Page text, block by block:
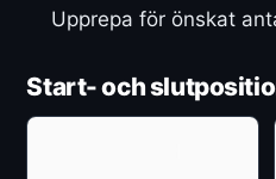
Upprepa för önskat
Start- och